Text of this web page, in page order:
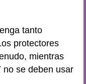
tanto
protectores
mientras
no se deben usar